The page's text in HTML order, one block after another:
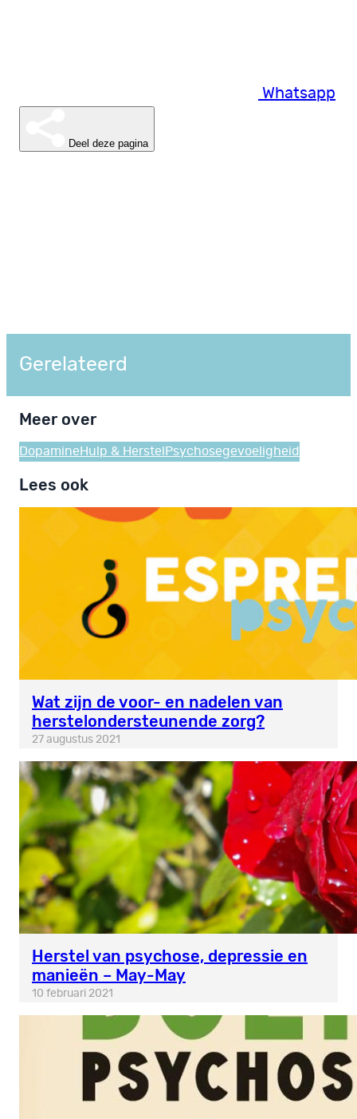
Whatsapp
Deel deze pagina
Gerelateerd
Meer over
Dopamine Hulp & Herstel Psychosegevoeligheid
Lees ook
Wat zijn de voor- en nadelen van
herstelondersteunende zorg?
27 augustus 2021
Herstel van psychose, depressie en
manieën – May-May
10 februari 2021